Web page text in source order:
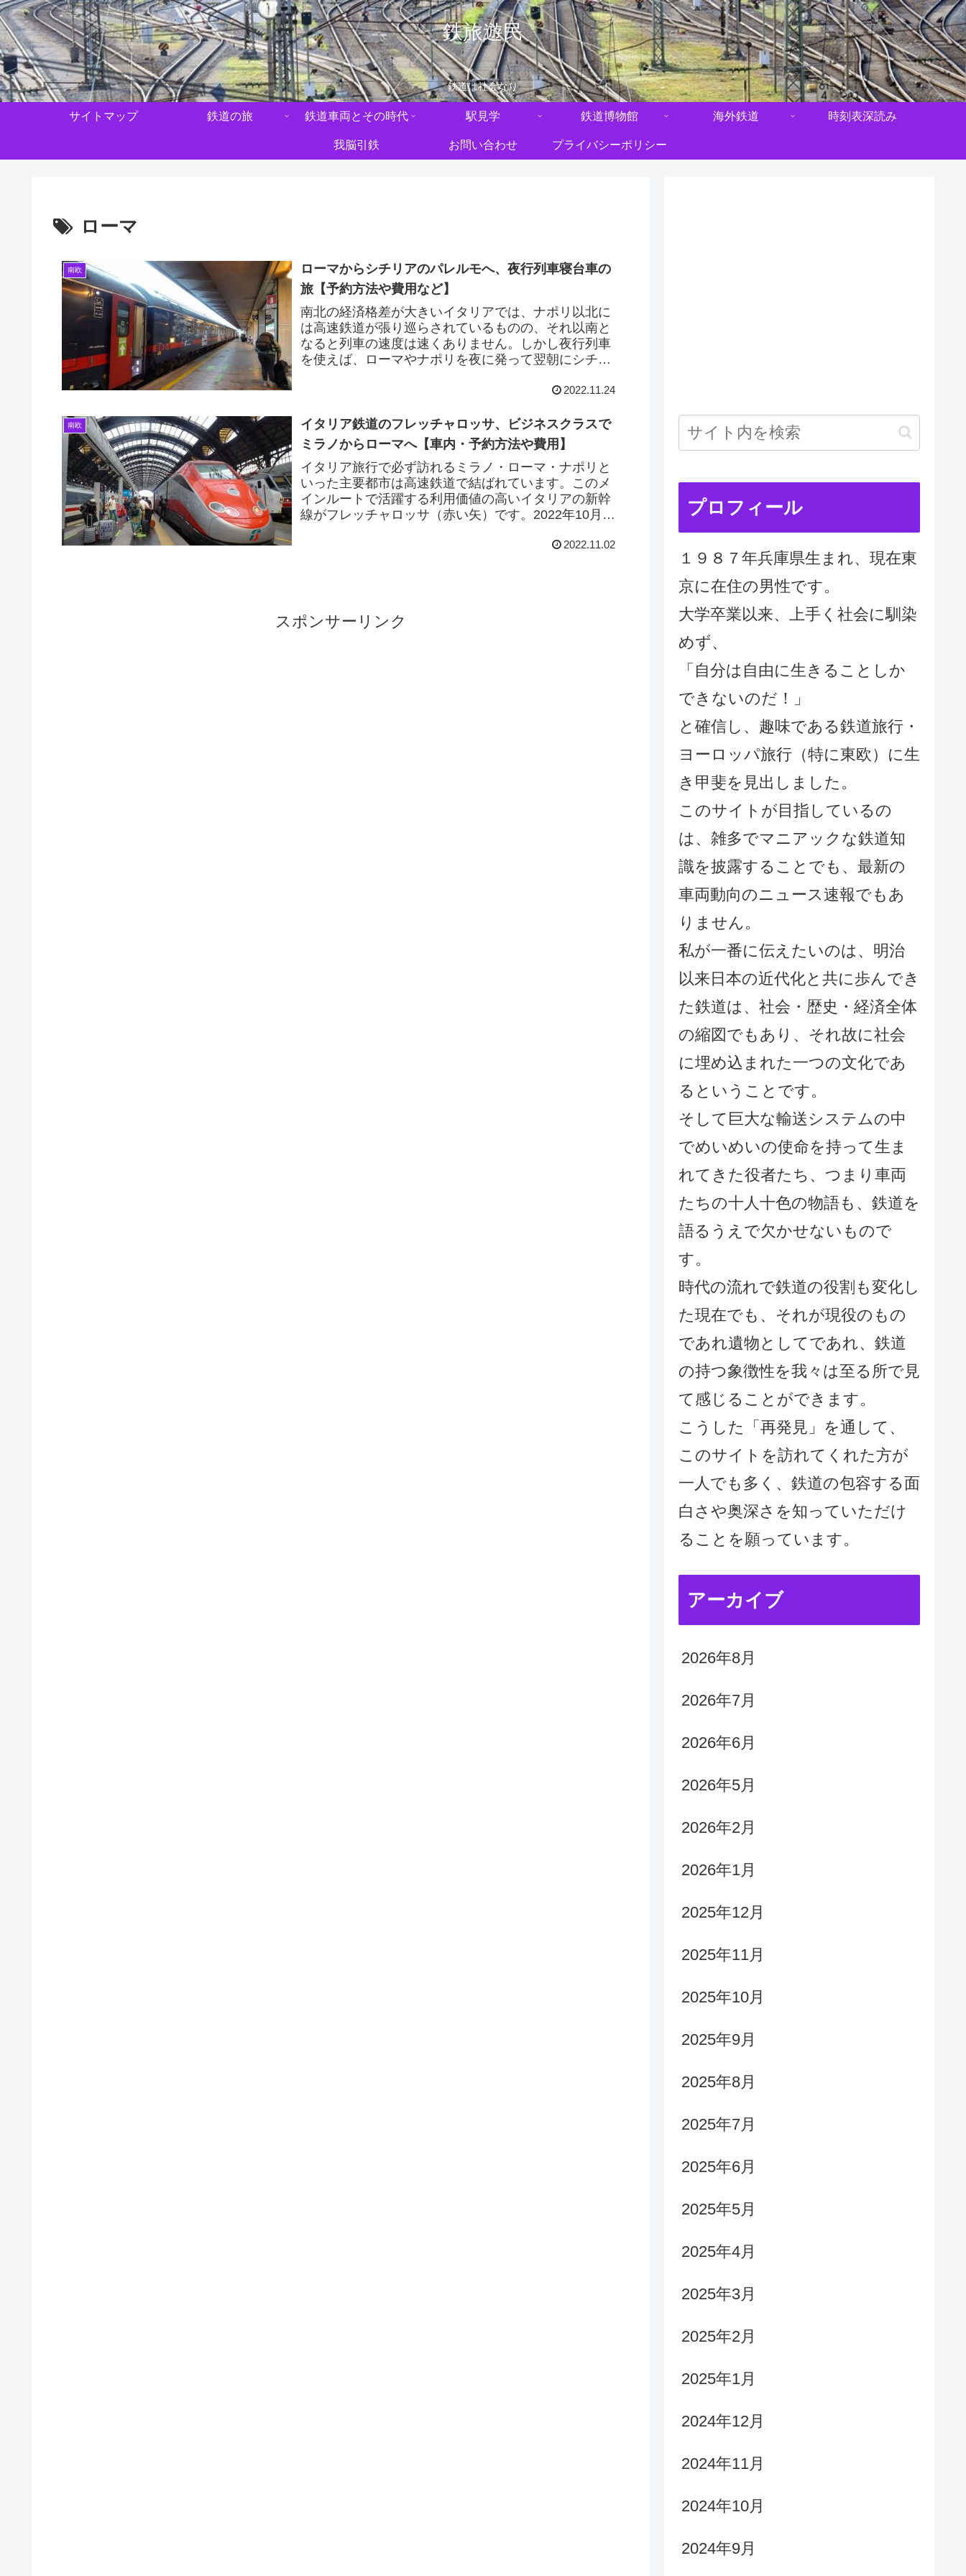
鉄旅遊民
鉄道は社会なり
サイトマップ 鉄道の旅 鉄道車両とその時代 駅見学 鉄道博物館 海外鉄道 時刻表深読み
我脳引鉄 お問い合わせ プライバシーポリシー
ローマ
南欧
ローマからシチリアのパレルモへ、夜行列車寝台車の
旅【予約方法や費用など】
南北の経済格差が大きいイタリアでは、ナポリ以北に
は高速鉄道が張り巡らされているものの、それ以南と
なると列車の速度は速くありません。しかし夜行列車
を使えば、ローマやナポリを夜に発って翌朝にシチリ
2022.11.24
南欧
イタリア鉄道のフレッチャロッサ、ビジネスクラスで
ミラノからローマへ【車内・予約方法や費用】
イタリア旅行で必ず訪れるミラノ・ローマ・ナポリと
いった主要都市は高速鉄道で結ばれています。このメ
インルートで活躍する利用価値の高いイタリアの新幹
線がフレッチャロッサ（赤い矢）です。2022年10月、
2022.11.02
スポンサーリンク
プロフィール
１９８７年兵庫県生まれ、現在東
京に在住の男性です。
大学卒業以来、上手く社会に馴染
めず、
「自分は自由に生きることしか
できないのだ！」
と確信し、趣味である鉄道旅行・
ヨーロッパ旅行（特に東欧）に生
き甲斐を見出しました。
このサイトが目指しているの
は、雑多でマニアックな鉄道知
識を披露することでも、最新の
車両動向のニュース速報でもあ
りません。
私が一番に伝えたいのは、明治
以来日本の近代化と共に歩んでき
た鉄道は、社会・歴史・経済全体
の縮図でもあり、それ故に社会
に埋め込まれた一つの文化であ
るということです。
そして巨大な輸送システムの中
でめいめいの使命を持って生ま
れてきた役者たち、つまり車両
たちの十人十色の物語も、鉄道を
語るうえで欠かせないもので
す。
時代の流れで鉄道の役割も変化し
た現在でも、それが現役のもの
であれ遺物としてであれ、鉄道
の持つ象徴性を我々は至る所で見
て感じることができます。
こうした「再発見」を通して、
このサイトを訪れてくれた方が
一人でも多く、鉄道の包容する面
白さや奥深さを知っていただけ
ることを願っています。
アーカイブ
2026年8月
2026年7月
2026年6月
2026年5月
2026年2月
2026年1月
2025年12月
2025年11月
2025年10月
2025年9月
2025年8月
2025年7月
2025年6月
2025年5月
2025年4月
2025年3月
2025年2月
2025年1月
2024年12月
2024年11月
2024年10月
2024年9月